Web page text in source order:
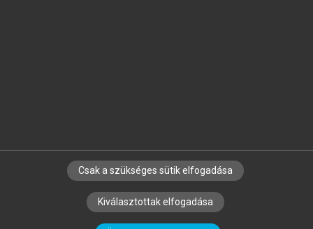
SZERZŐKNEK CÉGEKNEK KÖNYVTÁROSOKNAK
SZERKESZTÉSI ÉS LEKTORÁLÁSI ALAPELVEK
Csak a szükséges sütik elfogadása
Kiválasztottak elfogadása